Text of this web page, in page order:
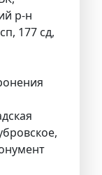
р-н
177 сд,